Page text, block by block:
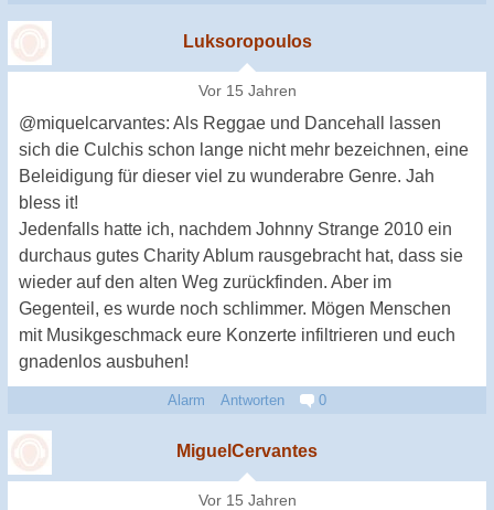
Luksoropoulos
Vor 15 Jahren
@miquelcarvantes: Als Reggae und Dancehall lassen
sich die Culchis schon lange nicht mehr bezeichnen, eine
Beleidigung für dieser viel zu wunderabre Genre. Jah
bless it!
Jedenfalls hatte ich, nachdem Johnny Strange 2010 ein
durchaus gutes Charity Ablum rausgebracht hat, dass sie
wieder auf den alten Weg zurückfinden. Aber im
Gegenteil, es wurde noch schlimmer. Mögen Menschen
mit Musikgeschmack eure Konzerte infiltrieren und euch
gnadenlos ausbuhen!
Alarm Antworten 0
MiguelCervantes
Vor 15 Jahren